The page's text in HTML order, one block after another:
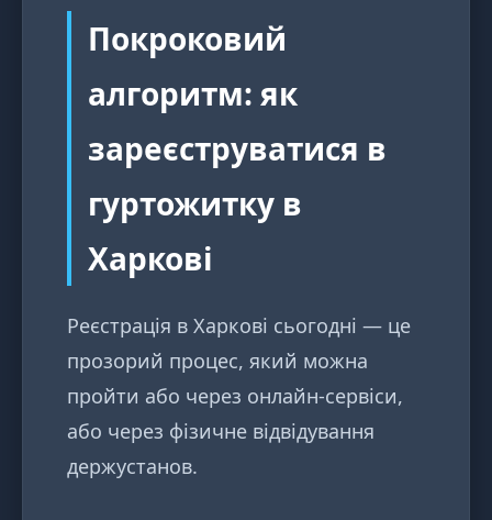
Покроковий
алгоритм: як
зареєструватися в
гуртожитку в
Харкові
Реєстрація в Харкові сьогодні — це
прозорий процес, який можна
пройти або через онлайн-сервіси,
або через фізичне відвідування
держустанов.